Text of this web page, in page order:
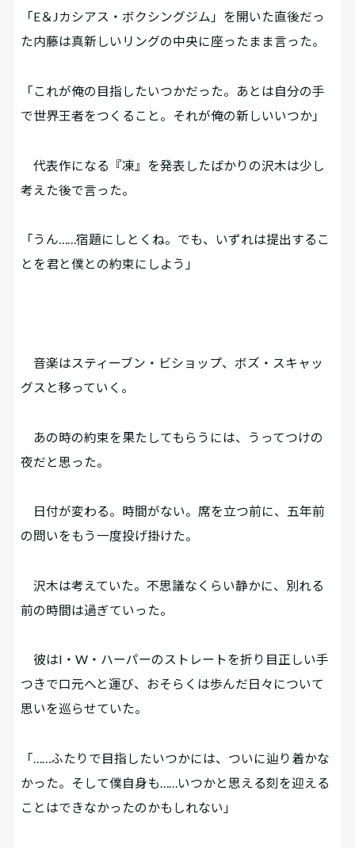
「E＆Jカシアス・ボクシングジム」を開いた直後だっ
た内藤は真新しいリングの中央に座ったまま言った。
「これが俺の目指したいつかだった。あとは自分の手
で世界王者をつくること。それが俺の新しいいつか」
代表作になる『凍』を発表したばかりの沢木は少し
考えた後で言った。
「うん……宿題にしとくね。でも、いずれは提出するこ
とを君と僕との約束にしよう」
音楽はスティーブン・ビショップ、ボズ・スキャッ
グスと移っていく。
あの時の約束を果たしてもらうには、うってつけの
夜だと思った。
日付が変わる。時間がない。席を立つ前に、五年前
の問いをもう一度投げ掛けた。
沢木は考えていた。不思議なくらい静かに、別れる
前の時間は過ぎていった。
彼はI・W・ハーパーのストレートを折り目正しい手
つきで口元へと運び、おそらくは歩んだ日々について
思いを巡らせていた。
「……ふたりで目指したいつかには、ついに辿り着かな
かった。そして僕自身も……いつかと思える刻を迎える
ことはできなかったのかもしれない」